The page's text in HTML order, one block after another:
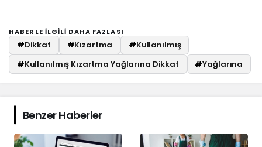
HABERLE ILGILI DAHA FAZLASI
#Dikkat #Kızartma #Kullanılmış
#Kullanılmış Kızartma Yağlarına Dikkat #Yağlarına
Benzer Haberler